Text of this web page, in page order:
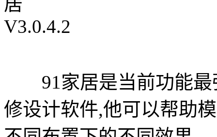
91家居是当前功能最
修设计软件,他可以帮助